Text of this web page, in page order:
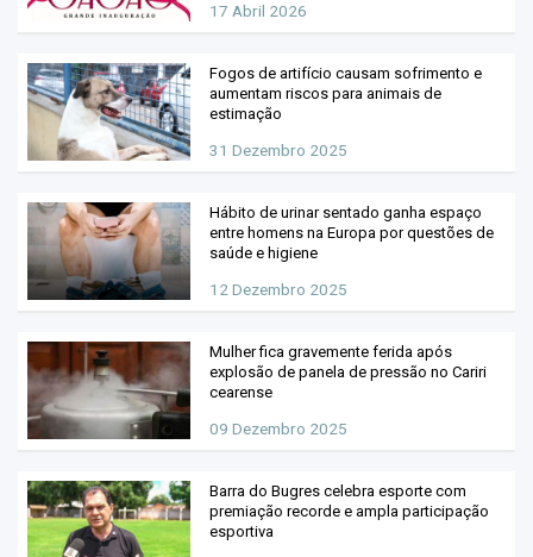
17 Abril 2026
Fogos de artifício causam sofrimento e
aumentam riscos para animais de
estimação
31 Dezembro 2025
Hábito de urinar sentado ganha espaço
entre homens na Europa por questões de
saúde e higiene
12 Dezembro 2025
Mulher fica gravemente ferida após
explosão de panela de pressão no Cariri
cearense
09 Dezembro 2025
Barra do Bugres celebra esporte com
premiação recorde e ampla participação
esportiva